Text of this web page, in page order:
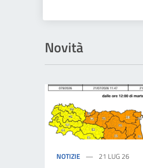
Novità
NOTIZIE 21 LUG 26